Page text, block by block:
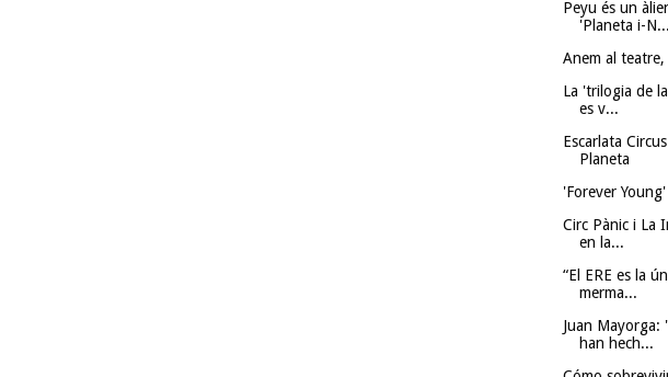
Peyu és un
'Planeta i-N...
Anem al
La 'trilogia de
es v...
Escarlata
Planeta
'Forever
Circ Pànic i La
en la...
“El ERE es la
merma...
Juan Mayorga:
han hech...